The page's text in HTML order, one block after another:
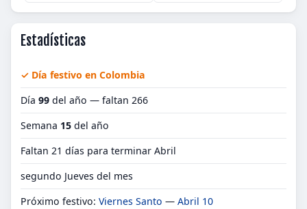
Estadísticas
✓ Día festivo en Colombia
Día 99 del año — faltan 266
Semana 15 del año
Faltan 21 días para terminar Abril
segundo Jueves del mes
Próximo festivo: Viernes Santo — Abril 10